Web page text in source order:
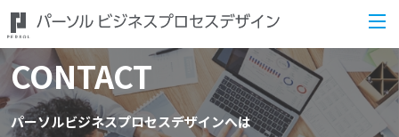
CONTACT
パーソルビジネスプロセスデザインへは